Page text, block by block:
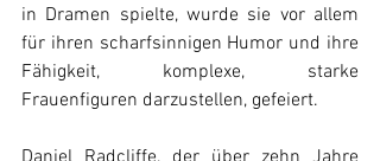
in Dramen spielte, wurde sie vor allem
für ihren scharfsinnigen Humor und ihre
Fähigkeit, komplexe, starke
Frauenfiguren darzustellen, gefeiert.